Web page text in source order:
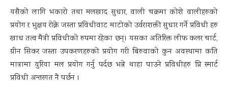
यसैको लागि भकारो तथा मलखाद सुधार, वाली चक्रमा कोशे वालीहरुको
प्रयोग र भुक्षय रोक्ने जस्ता प्रविधीवाट माटोको उर्वराशक्ती सुधार गर्ने प्रविधी हरु
खाध तत्व मैत्री प्रविधीको रुपमा रहेका छन्। यसका अतिरिक्त लीफ कलर चार्ट,
ग्रीन सिकर जस्ता उपकरणहरुको प्रयोग गरी बिरुवाको कुन अवस्थामा कति
मात्रामा युरिया मल प्रयोग गर्नु पर्दछ भन्ने थाहा पाउने प्रविधीहरु प्नि स्मार्ट
प्रविधी अन्तरगत नै पर्छन ।